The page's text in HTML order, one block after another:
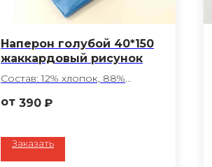
Наперон голубой 40*150
жаккардовый рисунок
Состав: 12% хлопок, 88%
Обработка ГОМ
Цвет: голубой
Ткань: Беларусь
390 ₽
Заказать